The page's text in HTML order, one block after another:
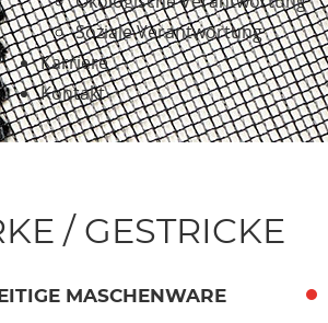
Soziale Verantwortung
Karriere
Kontakt
/ GESTRICKE
MASCHENWARE